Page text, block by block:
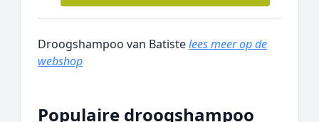
Droogshampoo van Batistelees meer op de
webshop
Populaire droogshampoo